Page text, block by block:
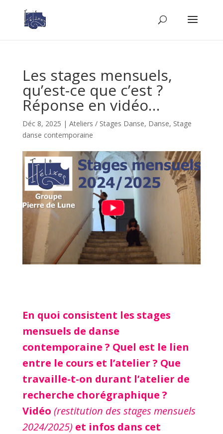
Les stages mensuels,
qu’est-ce que c’est ?
Réponse en vidéo…
Déc 8, 2025 | Ateliers / Stages Danse, Danse, Stage
danse contemporaine
En quoi consistent les stages
mensuels de danse
contemporaine ? Quel est le lien
entre le cours et l’atelier ? Que
travaille-t-on durant l’atelier de
recherche chorégraphique ?
Vidéo (restitution des stages mensuels
2024/2025) et infos dans cet